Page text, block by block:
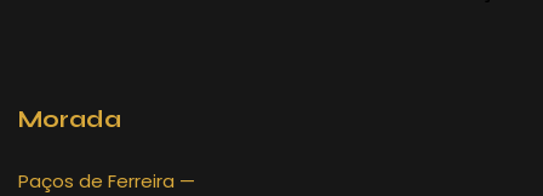
Morada
Paços de Ferreira —